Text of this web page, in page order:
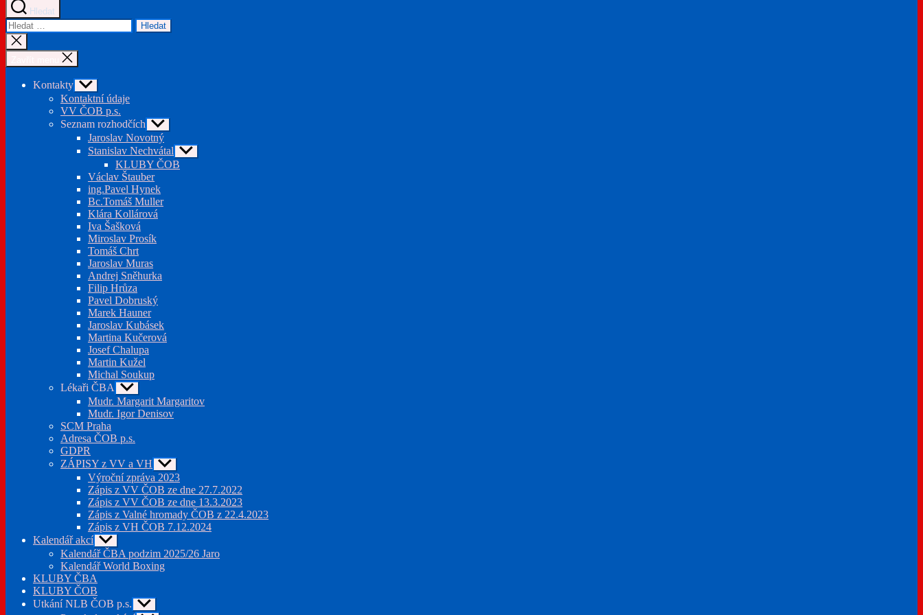
Hledat
Výsledky
vyhledávání:
Zavřít
vyhledávání
Kontakty Zobrazit
podmenu
Kontaktní údaje
VV ČOB p.s.
Seznam rozhodčích Zobrazit
podmenu
Jaroslav Novotný
Stanislav Nechvátal Zobrazit
podmenu
KLUBY ČOB
Václav Štauber
ing.Pavel Hynek
Bc.Tomáš Muller
Klára Kollárová
Iva Šašková
Miroslav Prosík
Tomáš Chrt
Jaroslav Muras
Andrej Sněhurka
Filip Hrůza
Pavel Dobruský
Marek Hauner
Jaroslav Kubásek
Martina Kučerová
Josef Chalupa
Martin Kužel
Michal Soukup
Lékaři ČBA
Zobrazit
podmenu
Mudr. Margarit Margaritov
Mudr. Igor Denisov
SCM Praha
Adresa ČOB p.s.
GDPR
ZÁPISY z VV a VH Zobrazit
podmenu
Výroční zpráva 2023
Zápis z VV ČOB ze dne 27.7.2022
Zápis z VV ČOB ze dne 13.3.2023
Zápis z Valné hromady ČOB z 22.4.2023
Zápis z VH ČOB 7.12.2024
Kalendář akcí Zobrazit
podmenu
Kalendář ČBA podzim 2025/26 Jaro
Kalendář World Boxing
KLUBY ČBA
KLUBY ČOB
Utkání NLB ČOB p.s. Zobrazit